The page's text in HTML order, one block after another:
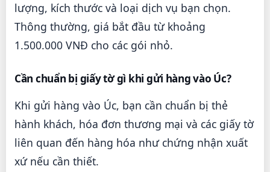
lượng, kích thước và loại dịch vụ bạn chọn.
Thông thường, giá bắt đầu từ khoảng
1.500.000 VNĐ cho các gói nhỏ.
Cần chuẩn bị giấy tờ gì khi gửi hàng vào Úc?
Khi gửi hàng vào Úc, bạn cần chuẩn bị thẻ
hành khách, hóa đơn thương mại và các giấy tờ
liên quan đến hàng hóa như chứng nhận xuất
xứ nếu cần thiết.